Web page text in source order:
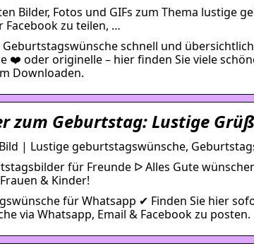
Bilder, Fotos und GIFs zum Thema lustige
Facebook zu teilen, …
Geburtstagswünsche schnell und
❤️ oder originelle – hier finden Sie viele
Downloaden.
zum Geburtstag: Lustige
| Lustige geburtstagswünsche,
für Freunde ᐅ Alles Gute
& Kinder!
für Whatsapp ✔ Finden Sie hier
via Whatsapp, Email & Facebook zu posten.